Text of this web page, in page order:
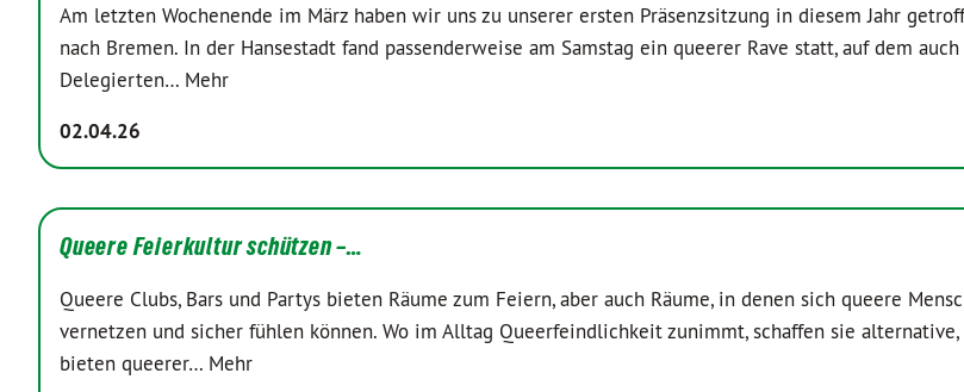
Am letzten Wochenende im März haben wir uns zu unserer ersten Präsenzsitzung in diesem Jahr
nach Bremen. In der Hansestadt fand passenderweise am Samstag ein queerer Rave statt, auf dem
Delegierten… Mehr
02.04.26
Queere Feierkultur schützen –…
Queere Clubs, Bars und Partys bieten Räume zum Feiern, aber auch Räume, in denen sich queere
vernetzen und sicher fühlen können. Wo im Alltag Queerfeindlichkeit zunimmt, schaffen sie alternative,
bieten queerer… Mehr